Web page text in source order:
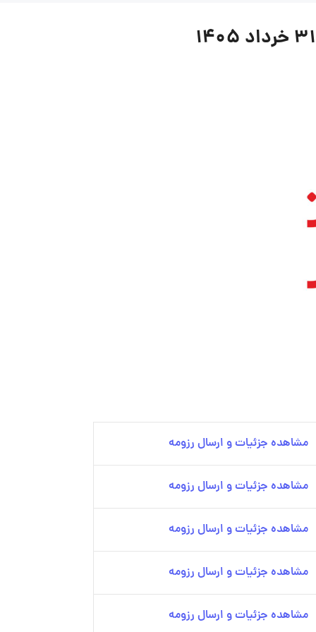
مشاهده جزئیات و ارسال رزومه
مشاهده جزئیات و ارسال رزومه
مشاهده جزئیات و ارسال رزومه
مشاهده جزئیات و ارسال رزومه
مشاهده جزئیات و ارسال رزومه